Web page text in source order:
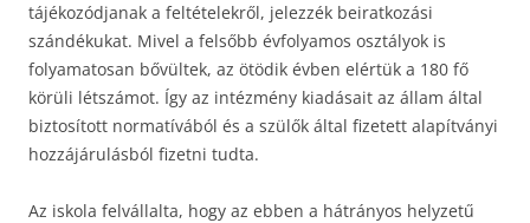
tájékozódjanak a feltételekről, jelezzék beiratkozási
szándékukat. Mivel a felsőbb évfolyamos osztályok is
folyamatosan bővültek, az ötödik évben elértük a 180 fő
körüli létszámot. Így az intézmény kiadásait az állam által
biztosított normatívából és a szülők által fizetett alapítványi
hozzájárulásból fizetni tudta.
Az iskola felvállalta, hogy az ebben a hátrányos helyzetű